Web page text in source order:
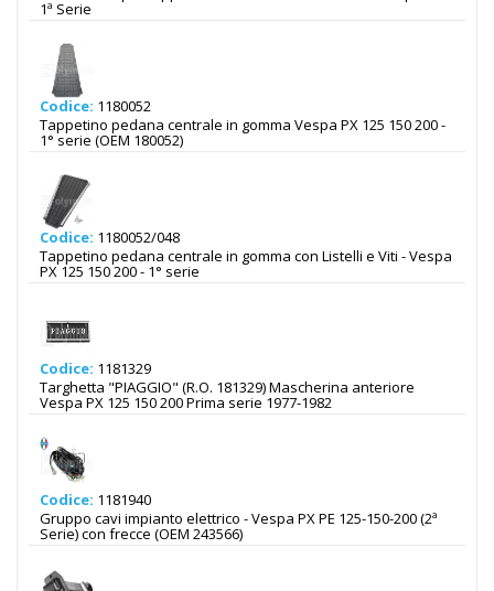
1ª Serie
Codice: 1180052
Tappetino pedana centrale in gomma Vespa PX 125 150 200 -
1° serie (OEM 180052)
Codice: 1180052/048
Tappetino pedana centrale in gomma con Listelli e Viti - Vespa
PX 125 150 200 - 1° serie
Codice: 1181329
Targhetta "PIAGGIO" (R.O. 181329) Mascherina anteriore
Vespa PX 125 150 200 Prima serie 1977-1982
Codice: 1181940
Gruppo cavi impianto elettrico - Vespa PX PE 125-150-200 (2ª
Serie) con frecce (OEM 243566)